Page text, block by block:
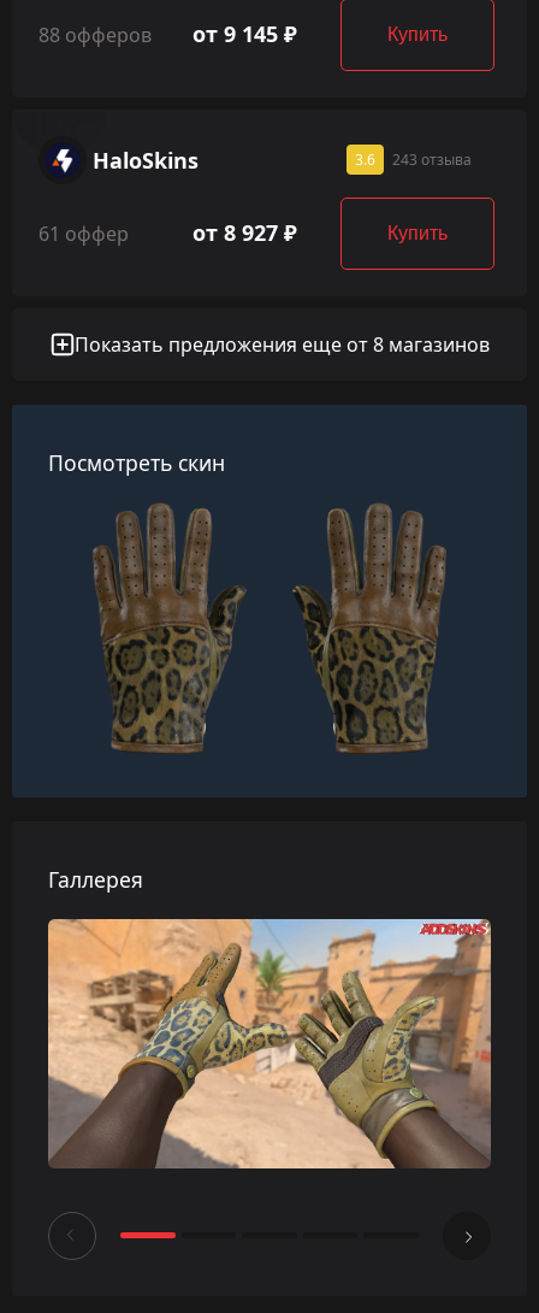
88 офферов от 9 145 ₽ Купить
HaloSkins 3.6 243 отзыва
61 оффер от 8 927 ₽ Купить
Показать предложения еще от 8 магазинов
Посмотреть скин
Галлерея